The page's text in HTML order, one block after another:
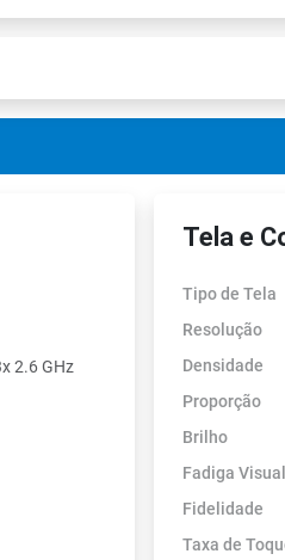
2.6 GHz
Tela e
Tipo de Tela
Resolução
Densidade
Proporção
Brilho
Fadiga Visual
Fidelidade
Taxa de